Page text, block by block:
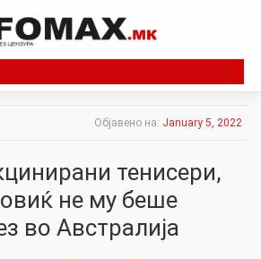
Објавено на: January 5, 2022
тенисери,
не му беше
во Австралија